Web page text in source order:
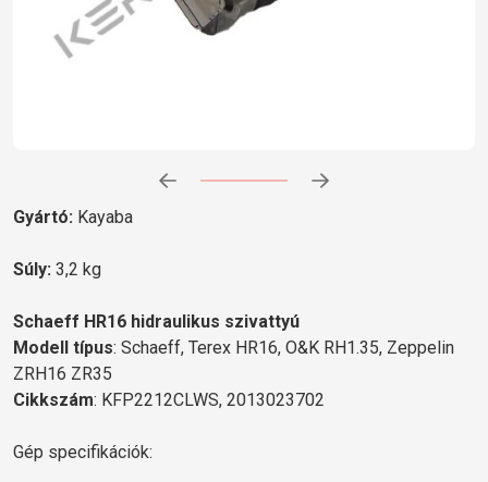
Gyártó: Kayaba
Súly: 3,2 kg
Schaeff HR16 hidraulikus szivattyú
Modell típus: Schaeff, Terex HR16, O&K RH1.35, Zeppelin
ZRH16 ZR35
Cikkszám: KFP2212CLWS, 2013023702
Gép specifikációk: